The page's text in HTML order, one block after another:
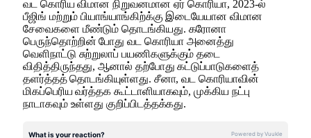
வட கொரிய விமான நிறுவனமான ஏர் கொரியா, 2023-ல்
பீஜிங் மற்றும் பியாங்யாங்கிற்க்கு இடையேயான விமான
சேவைகளை மீண்டும் தொடங்கியது. கரோனா
பெருந்தொற்றின் போது வட கொரியா அனைத்து
வெளிநாட்டு சுற்றுலாப் பயணிகளுக்கும் தடை
விதித்திருந்தது, ஆனால் தற்போது கட்டுப்பாடுகளைத்
தளர்த்தத் தொடங்கியுள்ளது. சீனா, வட கொரியாவின்
மிகப்பெரிய வர்த்தக கூட்டாளியாகவும், முக்கிய நட்பு
நாடாகவும் உள்ளது குறிப்பிடத்தக்கது.